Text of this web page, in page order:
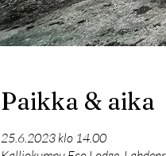
Paikka & aika
25.6.2023 klo 14.00